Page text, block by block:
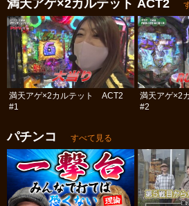
満天アゲ×2カルテット ACT2
満天アゲ×2カルテット ACT2
#1
満天アゲ×2
#2
パチンコ すべて見る